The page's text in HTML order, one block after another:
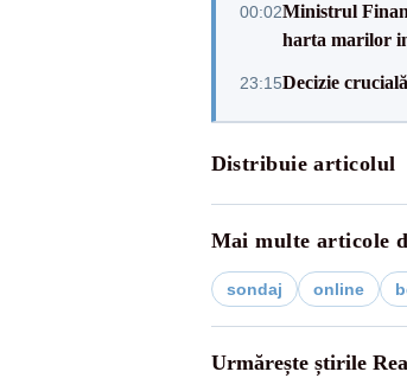
00:02Ministrul
harta marilor
23:15Decizie
Distribuie articolul
Mai multe articole
sondaj online
Urmărește știrile